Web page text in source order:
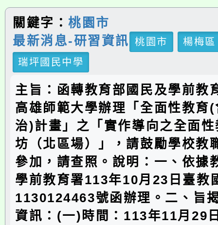
關鍵字：桃園市
最新消息-研習資訊
桃園市
楊梅區
瑞坪國民中學
主旨：函轉教育部國民及學前教
高雄師範大學辦理「全面性教育
治)計畫」之「實作導向之全面
坊（北區場）」，請鼓勵學校教
參加，請查照。說明：一、依據
學前教育署113年10月23日臺教
1130124463號函辦理。二、旨
資訊：(一)時間：113年11月29